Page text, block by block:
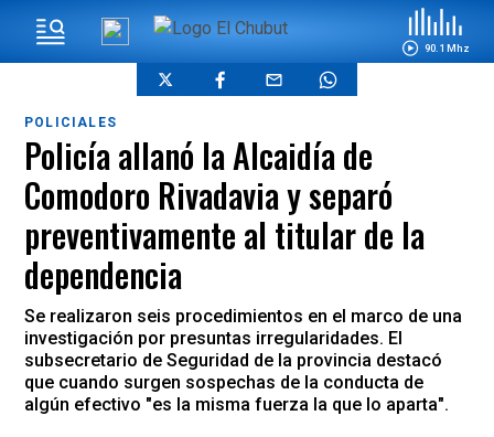
90.1 Mhz
POLICIALES
Policía allanó la Alcaidía de
Comodoro Rivadavia y separó
preventivamente al titular de la
dependencia
Se realizaron seis procedimientos en el marco de una
investigación por presuntas irregularidades. El
subsecretario de Seguridad de la provincia destacó
que cuando surgen sospechas de la conducta de
algún efectivo "es la misma fuerza la que lo aparta".